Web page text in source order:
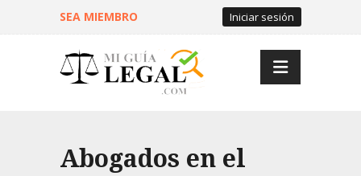
SEA MIEMBRO Iniciar sesión
Abogados en el